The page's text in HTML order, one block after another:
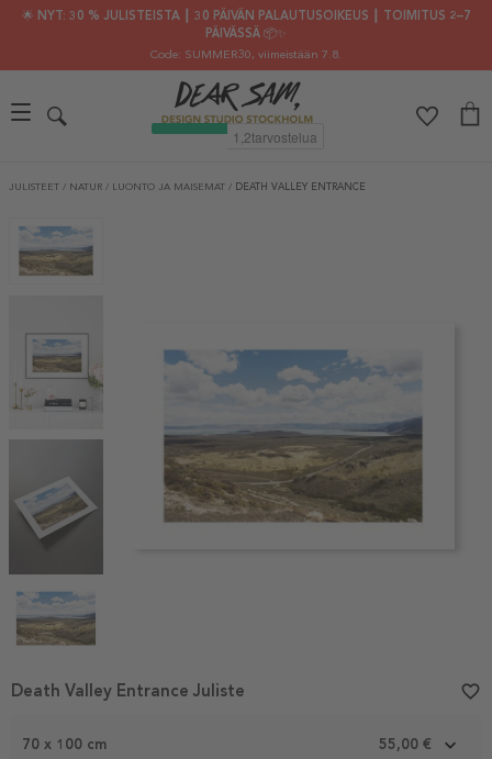
🌟 NYT: 30 % JULISTEISTA ┃ 30 PÄIVÄN PALAUTUSOIKEUS ┃ TOIMITUS 2–7
PÄIVÄSSÄ 📦✨
Code: SUMMER30, viimeistään 7.8.
JULISTEET / NATUR / LUONTO JA MAISEMAT / DEATH VALLEY ENTRANCE
Item
1
4
70 x 100 cm 55,00 €
Death Valley Entrance Juliste favorite_border